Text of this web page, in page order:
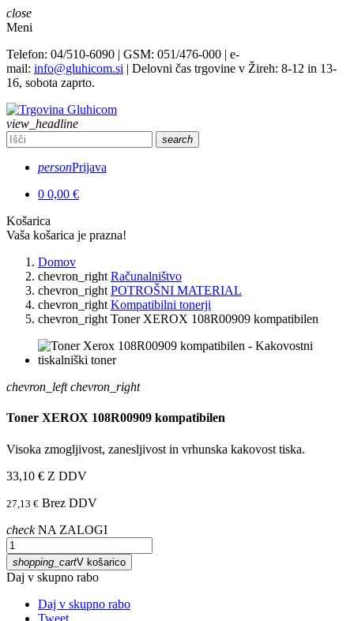
close
Meni
Telefon: 04/510-6090 | GSM: 051/476-000 | e-
mail: info@gluhicom.si | Delovni čas trgovine v Žireh: 8-12 in 13-
16, sobota zaprto.
view_headline
search
personPrijava
0 0,00 €
Košarica
Vaša košarica je prazna!
Domov
chevron_right Računalništvo
chevron_right POTROŠNI MATERIAL
chevron_right Kompatibilni tonerji
chevron_right Toner XEROX 108R00909 kompatibilen
chevron_left chevron_right
Toner XEROX 108R00909 kompatibilen
Visoka zmogljivost, zanesljivost in vrhunska kakovost tiska.
33,10 € Z DDV
27,13 € Brez DDV
checkNA ZALOGI
shopping_cartV košarico
Daj v skupno rabo
Daj v skupno rabo
Tweet